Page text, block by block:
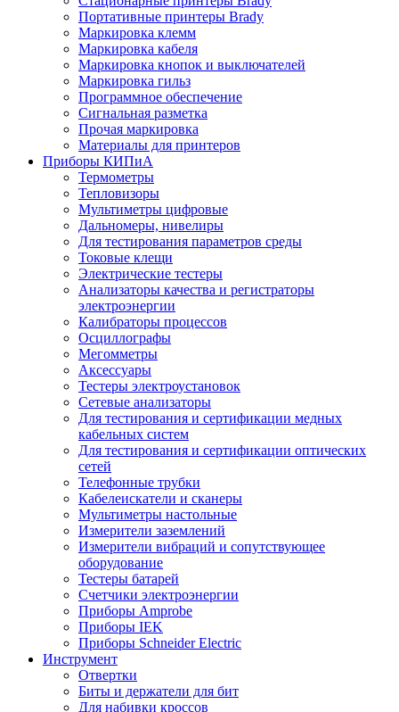
Портативные принтеры Brady
Маркировка клемм
Маркировка кабеля
Маркировка кнопок и выключателей
Маркировка гильз
Программное обеспечение
Сигнальная разметка
Прочая маркировка
Материалы для принтеров
Приборы КИПиА
Термометры
Тепловизоры
Мультиметры цифровые
Дальномеры, нивелиры
Для тестирования параметров среды
Токовые клещи
Электрические тестеры
Анализаторы качества и регистраторы
электроэнергии
Калибраторы процессов
Осциллографы
Мегомметры
Аксессуары
Тестеры электроустановок
Сетевые анализаторы
Для тестирования и сертификации медных
кабельных систем
Для тестирования и сертификации оптических
сетей
Телефонные трубки
Кабелеискатели и сканеры
Мультиметры настольные
Измерители заземлений
Измерители вибраций и сопутствующее
оборудование
Тестеры батарей
Счетчики электроэнергии
Приборы Amprobe
Приборы IEK
Приборы Schneider Electric
Инструмент
Отвертки
Биты и держатели для бит
Для набивки кроссов